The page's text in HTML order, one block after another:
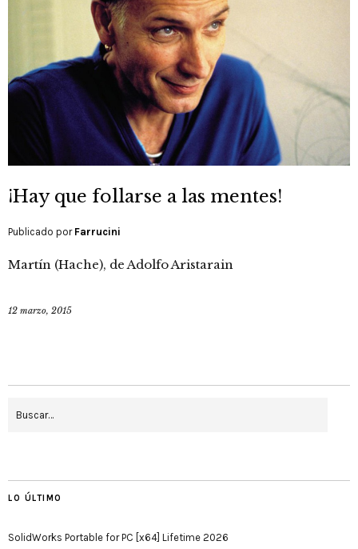
¡Hay que follarse a las mentes!
Publicado por Farrucini
Martín (Hache), de Adolfo Aristarain
12 marzo, 2015
LO ÚLTIMO
SolidWorks Portable for PC [x64] Lifetime 2026